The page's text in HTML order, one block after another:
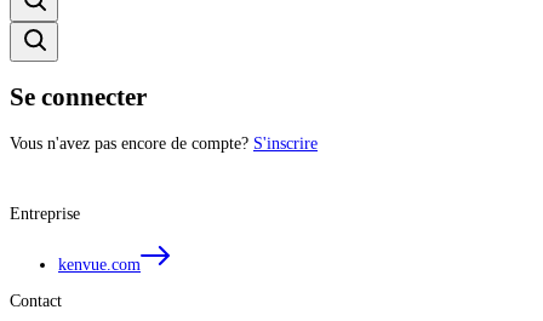
Se connecter
Vous n'avez pas encore de compte? S'inscrire
Entreprise
kenvue.com
Contact